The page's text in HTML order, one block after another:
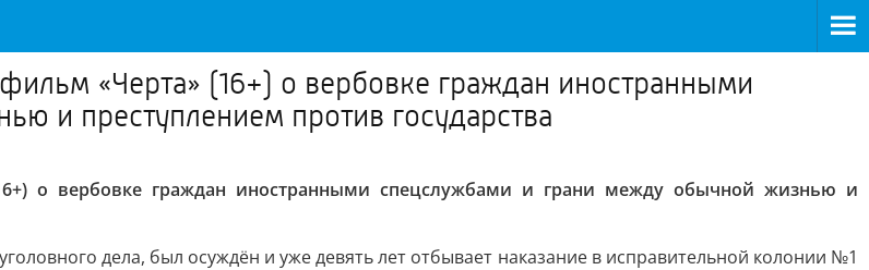
«Черта» (16+) о вербовке граждан иностранными
и преступлением против государства
о вербовке граждан иностранными спецслужбами и грани между обычной жизнью и
дела, был осуждён и уже девять лет отбывает наказание в исправительной колонии №1